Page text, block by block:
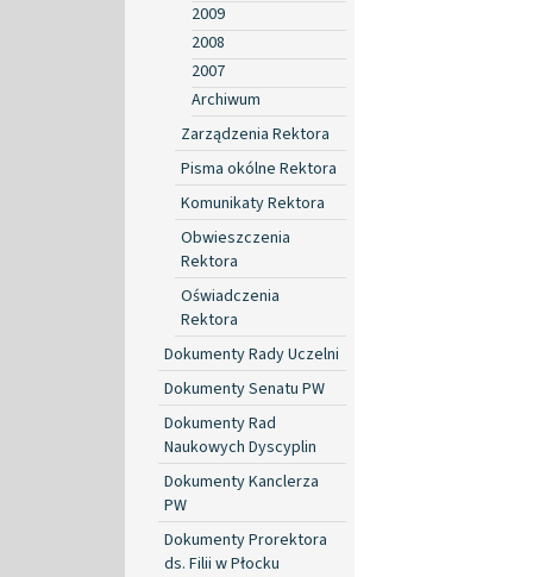
2009
2008
2007
Archiwum
Zarządzenia Rektora
Pisma okólne Rektora
Komunikaty Rektora
Obwieszczenia
Rektora
Oświadczenia
Rektora
Dokumenty Rady Uczelni
Dokumenty Senatu PW
Dokumenty Rad
Naukowych Dyscyplin
Dokumenty Kanclerza
PW
Dokumenty Prorektora
ds. Filii w Płocku